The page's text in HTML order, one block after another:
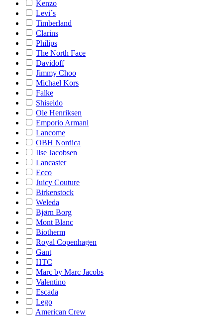
Kenzo
Levi´s
Timberland
Clarins
Philips
The North Face
Davidoff
Jimmy Choo
Michael Kors
Falke
Shiseido
Ole Henriksen
Emporio Armani
Lancome
OBH Nordica
Ilse Jacobsen
Lancaster
Ecco
Juicy Couture
Birkenstock
Weleda
Bjørn Borg
Mont Blanc
Biotherm
Royal Copenhagen
Gant
HTC
Marc by Marc Jacobs
Valentino
Escada
Lego
American Crew